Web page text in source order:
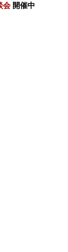
会 開催中